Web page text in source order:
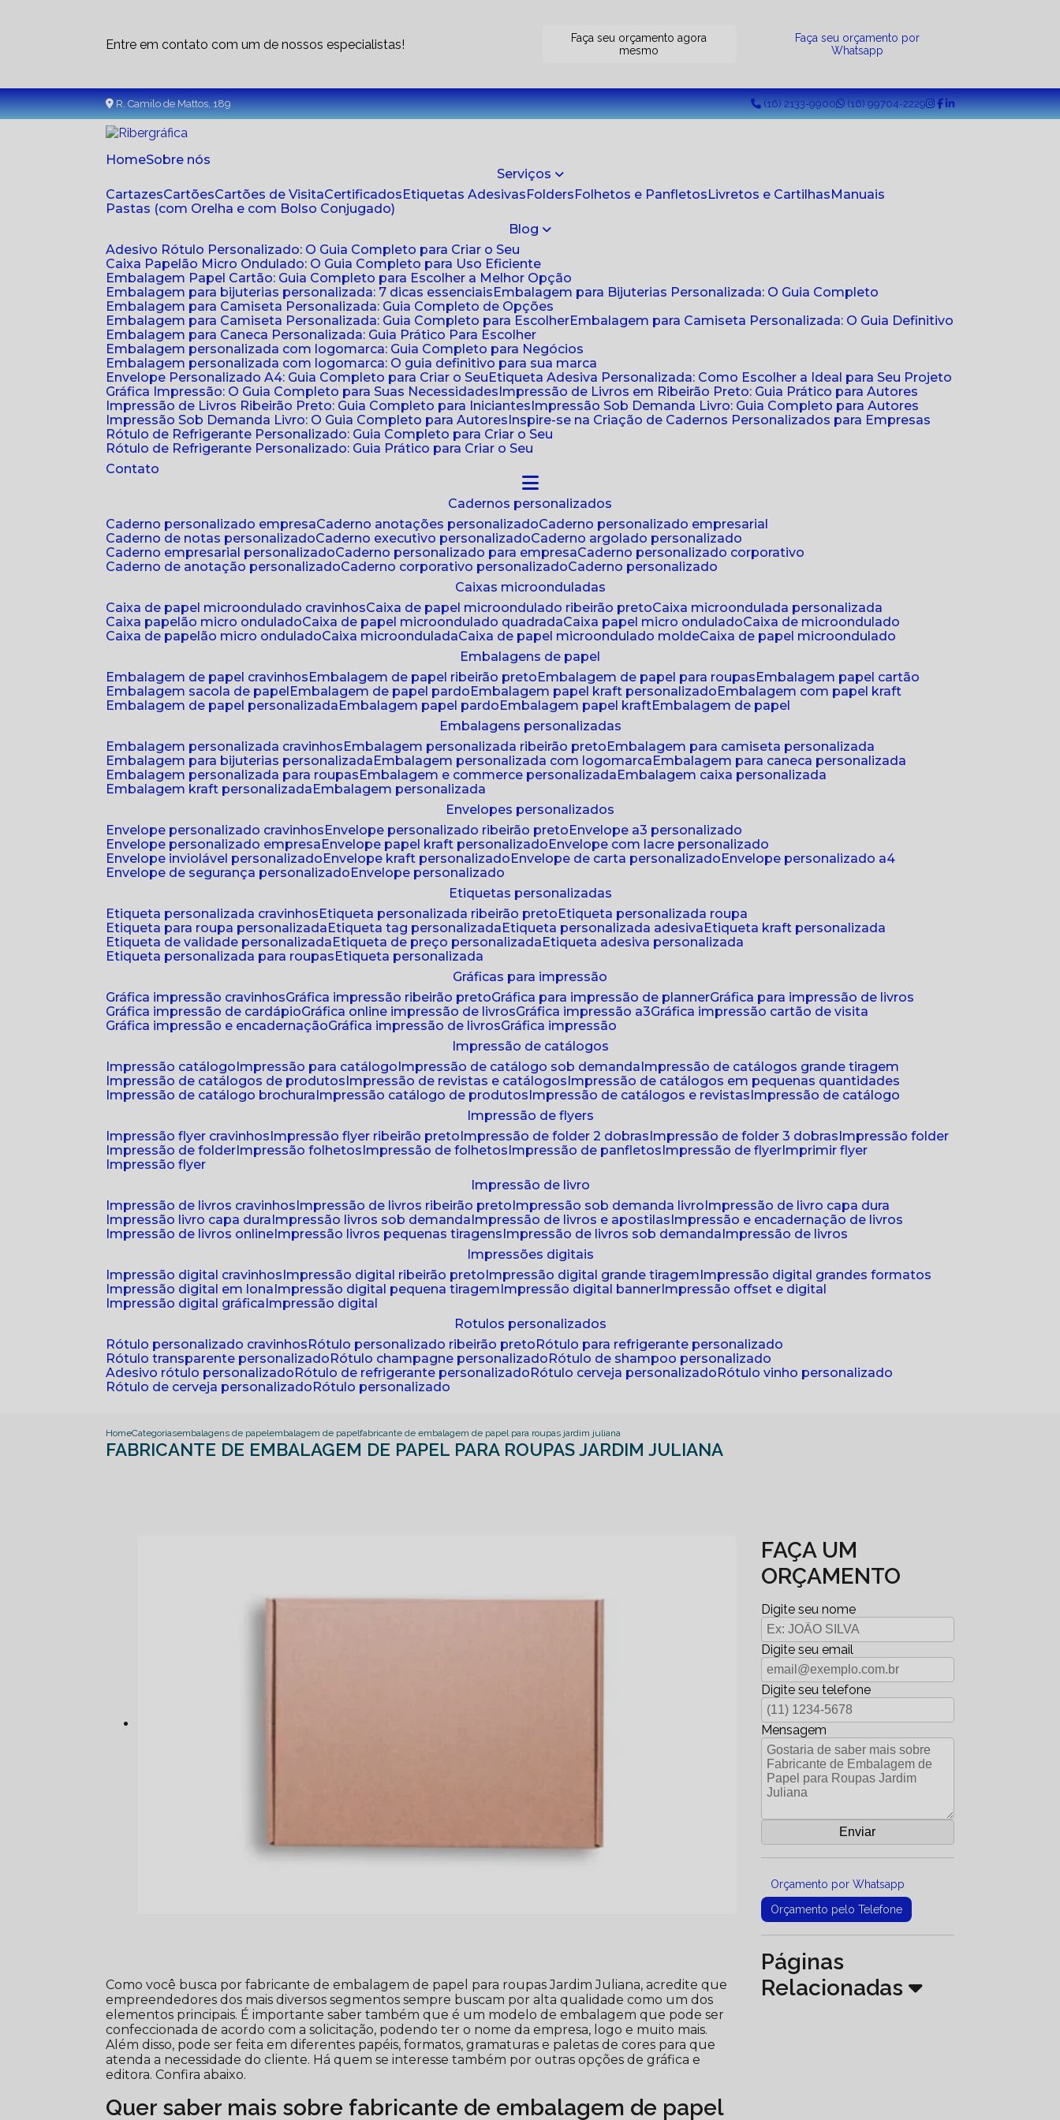
Entre em contato com um de nossos especialistas!
Faça seu orçamento agora
mesmo
Faça seu orçamento por
Whatsapp
R. Camilo de Mattos, 189 (16) 2133-9900 (16) 99704-2229
Home Sobre nós
Serviços
Cartazes
Cartões Cartões de Visita Certificados Etiquetas Adesivas Folders Folhetos e Panfletos Livretos e Cartilhas
Manuais
Pastas (com Orelha e com Bolso Conjugado)
Blog
Adesivo Rótulo Personalizado: O Guia Completo para Criar o Seu
Caixa Papelão Micro Ondulado: O Guia Completo para Uso Eficiente
Embalagem Papel Cartão: Guia Completo para Escolher a Melhor Opção
Embalagem para bijuterias personalizada: 7 dicas essenciais
Embalagem para Bijuterias Personalizada: O Guia Completo
Embalagem para Camiseta Personalizada: Guia Completo de Opções
Embalagem para Camiseta Personalizada: Guia Completo para Escolher
Embalagem para Camiseta Personalizada: O Guia Definitivo
Embalagem para Caneca Personalizada: Guia Prático Para Escolher
Embalagem personalizada com logomarca: Guia Completo para Negócios
Embalagem personalizada com logomarca: O guia definitivo para sua marca
Envelope Personalizado A4: Guia Completo para Criar o Seu
Etiqueta Adesiva Personalizada: Como Escolher a Ideal para Seu Projeto
Gráfica Impressão: O Guia Completo para Suas Necessidades Impressão de Livros em Ribeirão Preto: Guia Prático para Autores
Impressão de Livros Ribeirão Preto: Guia Completo para Iniciantes Impressão Sob Demanda Livro: Guia Completo para Autores
Impressão Sob Demanda Livro: O Guia Completo para Autores Inspire-se na Criação de Cadernos Personalizados para Empresas
Rótulo de Refrigerante Personalizado: Guia Completo para Criar o Seu
Rótulo de Refrigerante Personalizado: Guia Prático para Criar o Seu
Contato
cadernos personalizados
caderno personalizado empresa
caderno anotações personalizado
caderno personalizado empresarial
caderno de notas personalizado
caderno executivo personalizado
caderno argolado personalizado
caderno empresarial personalizado
caderno personalizado para empresa
caderno personalizado corporativo
caderno de anotação personalizado
caderno corporativo personalizado
caderno personalizado
caixas microonduladas
caixa de papel microondulado cravinhos
caixa de papel microondulado ribeirão preto
caixa microondulada personalizada
caixa papelão micro ondulado
caixa de papel microondulado quadrada caixa papel micro ondulado
caixa de microondulado
caixa de papelão micro ondulado
caixa microondulada caixa de papel microondulado molde
caixa de papel microondulado
embalagens de papel
embalagem de papel cravinhos
embalagem de papel ribeirão preto embalagem de papel para roupas
embalagem papel cartão
embalagem sacola de papel
embalagem de papel pardo embalagem papel kraft personalizado
embalagem com papel kraft
embalagem de papel personalizada
embalagem papel pardo embalagem papel kraft
embalagem de papel
embalagens personalizadas
embalagem personalizada cravinhos
embalagem personalizada ribeirão preto
embalagem para camiseta personalizada
embalagem para bijuterias personalizada
embalagem personalizada com logomarca
embalagem para caneca personalizada
embalagem personalizada para roupas
embalagem e commerce personalizada
embalagem caixa personalizada
embalagem kraft personalizada
embalagem personalizada
envelopes personalizados
envelope personalizado cravinhos
envelope personalizado ribeirão preto
envelope a3 personalizado
envelope personalizado empresa
envelope papel kraft personalizado
envelope com lacre personalizado
envelope inviolável personalizado
envelope kraft personalizado envelope de carta personalizado
envelope personalizado a4
envelope de segurança personalizado
envelope personalizado
etiquetas personalizadas
etiqueta personalizada cravinhos
etiqueta personalizada ribeirão preto
etiqueta personalizada roupa
etiqueta para roupa personalizada
etiqueta tag personalizada etiqueta personalizada adesiva
etiqueta kraft personalizada
etiqueta de validade personalizada
etiqueta de preço personalizada
etiqueta adesiva personalizada
etiqueta personalizada para roupas
etiqueta personalizada
gráficas para impressão
gráfica impressão cravinhos
gráfica impressão ribeirão preto gráfica para impressão de planner
gráfica para impressão de livros
gráfica impressão de cardápio
gráfica online impressão de livros gráfica impressão a3
gráfica impressão cartão de visita
gráfica impressão e encadernação
gráfica impressão de livros
gráfica impressão
impressão de catálogos
impressão catálogo impressão para catálogo impressão de catálogo sob demanda impressão de catálogos grande tiragem
impressão de catálogos de produtos impressão de revistas e catálogos impressão de catálogos em pequenas quantidades
impressão de catálogo brochura impressão catálogo de produtos impressão de catálogos e revistas impressão de catálogo
impressão de flyers
impressão flyer cravinhos impressão flyer ribeirão preto impressão de folder 2 dobras impressão de folder 3 dobras impressão folder
impressão de folder impressão folhetos impressão de folhetos impressão de panfletos impressão de flyer imprimir flyer
impressão flyer
impressão de livro
impressão de livros cravinhos impressão de livros ribeirão preto impressão sob demanda livro impressão de livro capa dura
impressão livro capa dura impressão livros sob demanda impressão de livros e apostilas impressão e encadernação de livros
impressão de livros online impressão livros pequenas tiragens impressão de livros sob demanda impressão de livros
impressões digitais
impressão digital cravinhos impressão digital ribeirão preto impressão digital grande tiragem impressão digital grandes formatos
impressão digital em lona impressão digital pequena tiragem impressão digital banner impressão offset e digital
impressão digital gráfica impressão digital
rotulos personalizados
rótulo personalizado cravinhos
rótulo personalizado ribeirão preto
rótulo para refrigerante personalizado
rótulo transparente personalizado
rótulo champagne personalizado
rótulo de shampoo personalizado
adesivo rótulo personalizado
rótulo de refrigerante personalizado rótulo cerveja personalizado
rótulo vinho personalizado
rótulo de cerveja personalizado
rótulo personalizado
HomeCategoriasembalagens de papelembalagem de papelfabricante de embalagem de papel para roupas jardim juliana
FABRICANTE DE EMBALAGEM DE PAPEL PARA ROUPAS JARDIM JULIANA
Como você busca por fabricante de embalagem de papel para roupas Jardim Juliana, acredite que
empreendedores dos mais diversos segmentos sempre buscam por alta qualidade como um dos
elementos principais. É importante saber também que é um modelo de embalagem que pode ser
confeccionada de acordo com a solicitação, podendo ter o nome da empresa, logo e muito mais.
Além disso, pode ser feita em diferentes papéis, formatos, gramaturas e paletas de cores para que
atenda a necessidade do cliente. Há quem se interesse também por outras opções de gráfica e
editora. Confira abaixo.
Quer saber mais sobre fabricante de embalagem de papel
FAÇA UM
ORÇAMENTO
Digite seu nome
Digite seu email
Digite seu telefone
Mensagem
Orçamento por Whatsapp
Orçamento pelo Telefone
Páginas
Relacionadas